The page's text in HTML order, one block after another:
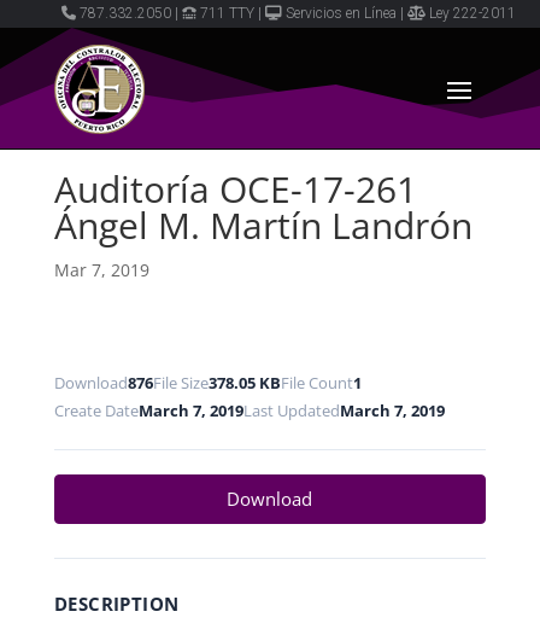
787.332.2050 711 TTY Servicios en Línea Ley 222-2011
Auditoría OCE-17-261
Ángel M. Martín Landrón
Mar 7, 2019
Download876File Size378.05 KBFile Count1
Create DateMarch 7, 2019Last UpdatedMarch 7, 2019
Download
DESCRIPTION